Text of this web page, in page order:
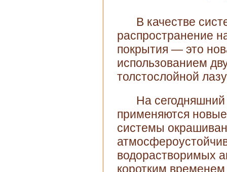
В качестве
распространение
покрытия — это
использованием
толстослойной
На
применяются
системы
водорастворимых
коротким